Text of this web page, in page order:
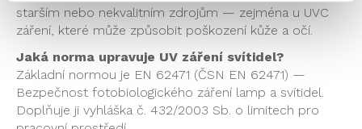
starším nebo nekvalitním zdrojům — zejména u UVC
záření, které může způsobit poškození kůže a očí.
Jaká norma upravuje UV záření svítidel?
Základní normou je EN 62471 (ČSN EN 62471) —
Bezpečnost fotobiologického záření lamp a svítidel.
Doplňuje ji vyhláška č. 432/2003 Sb. o limitech pro